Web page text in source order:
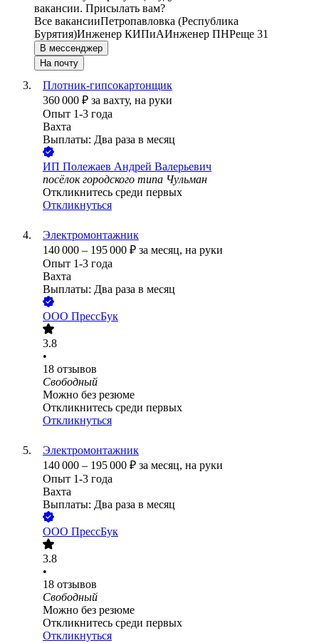
вакансии. Присылать вам?
Все вакансииПетропавловка (Республика
Бурятия)Инженер КИПиАИнженер ПНРеще 31
В мессенджер
На почту
Плотник-гипсокартонщик
360 000 ₽ за вахту, на руки
Опыт 1-3 года
Вахта
Выплаты: Два раза в месяц
ИП Полежаев Андрей Валерьевич
посёлок городского типа Чульман
Откликнитесь среди первых
Откликнуться
Электромонтажник
140 000 – 195 000 ₽ за месяц, на руки
Опыт 1-3 года
Вахта
Выплаты: Два раза в месяц
ООО ПрессБук
3.8
•
18 отзывов
Свободный
Можно без резюме
Откликнитесь среди первых
Откликнуться
Электромонтажник
140 000 – 195 000 ₽ за месяц, на руки
Опыт 1-3 года
Вахта
Выплаты: Два раза в месяц
ООО ПрессБук
3.8
•
18 отзывов
Свободный
Можно без резюме
Откликнитесь среди первых
Откликнуться